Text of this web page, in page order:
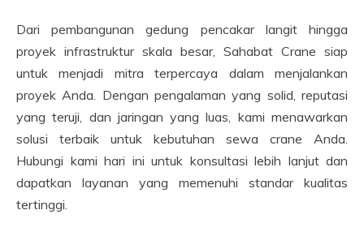
Dari pembangunan gedung pencakar langit hingga
proyek infrastruktur skala besar, Sahabat Crane siap
untuk menjadi mitra terpercaya dalam menjalankan
proyek Anda. Dengan pengalaman yang solid, reputasi
yang teruji, dan jaringan yang luas, kami menawarkan
solusi terbaik untuk kebutuhan sewa crane Anda.
Hubungi kami hari ini untuk konsultasi lebih lanjut dan
dapatkan layanan yang memenuhi standar kualitas
tertinggi.